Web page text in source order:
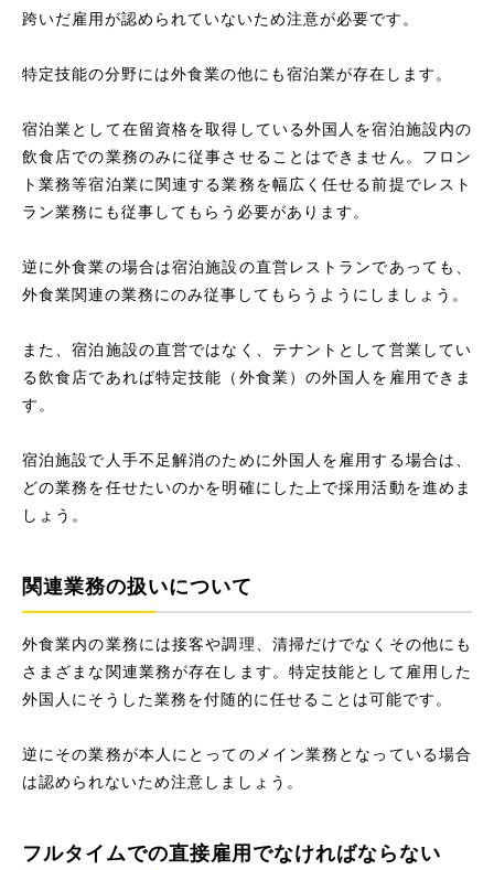
跨いだ雇用が認められていないため注意が必要です。
特定技能の分野には外食業の他にも宿泊業が存在します。
宿泊業として在留資格を取得している外国人を宿泊施設内の
飲食店での業務のみに従事させることはできません。フロン
ト業務等宿泊業に関連する業務を幅広く任せる前提でレスト
ラン業務にも従事してもらう必要があります。
逆に外食業の場合は宿泊施設の直営レストランであっても、
外食業関連の業務にのみ従事してもらうようにしましょう。
また、宿泊施設の直営ではなく、テナントとして営業してい
る飲食店であれば特定技能（外食業）の外国人を雇用できま
す。
宿泊施設で人手不足解消のために外国人を雇用する場合は、
どの業務を任せたいのかを明確にした上で採用活動を進めま
しょう。
関連業務の扱いについて
外食業内の業務には接客や調理、清掃だけでなくその他にも
さまざまな関連業務が存在します。特定技能として雇用した
外国人にそうした業務を付随的に任せることは可能です。
逆にその業務が本人にとってのメイン業務となっている場合
は認められないため注意しましょう。
フルタイムでの直接雇用でなければならない